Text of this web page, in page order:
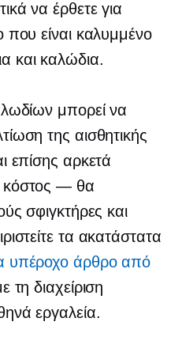
να έρθετε για
που είναι καλυμμένο
και καλώδια.
μπορεί να
της αισθητικής
επίσης αρκετά
κόστος — θα
σφιγκτήρες και
τα ακατάστατα
υπέροχο άρθρο από
τη διαχείριση
εργαλεία.